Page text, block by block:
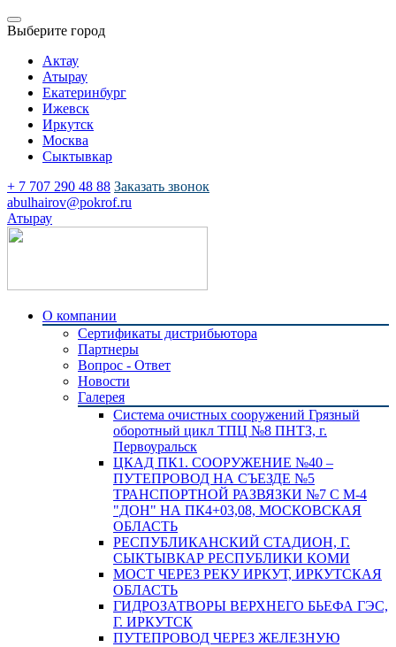
Выберите город
Актау
Атырау
Екатеринбург
Ижевск
Иркутск
Москва
Сыктывкар
+ 7 707 290 48 88 Заказать звонок
abulhairov@pokrof.ru
Атырау
О компании
Сертификаты дистрибьютора
Партнеры
Вопрос - Ответ
Новости
Галерея
Система очистных сооружений Грязный
оборотный цикл ТПЦ №8 ПНТЗ, г.
Первоуральск
ЦКАД ПК1. СООРУЖЕНИЕ №40 –
ПУТЕПРОВОД НА СЪЕЗДЕ №5
ТРАНСПОРТНОЙ РАЗВЯЗКИ №7 С М-4
"ДОН" НА ПК4+03,08, МОСКОВСКАЯ
ОБЛАСТЬ
РЕСПУБЛИКАНСКИЙ СТАДИОН, Г.
СЫКТЫВКАР РЕСПУБЛИКИ КОМИ
МОСТ ЧЕРЕЗ РЕКУ ИРКУТ, ИРКУТСКАЯ
ОБЛАСТЬ
ГИДРОЗАТВОРЫ ВЕРХНЕГО БЬЕФА ГЭС,
Г. ИРКУТСК
ПУТЕПРОВОД ЧЕРЕЗ ЖЕЛЕЗНУЮ